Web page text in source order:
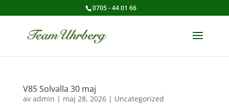
0705 - 44 01 66
V85 Solvalla 30 maj
av admin | maj 28, 2026| Uncategorized